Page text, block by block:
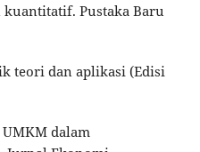
Pustaka Baru
teori dan aplikasi (Edisi
UMKM dalam